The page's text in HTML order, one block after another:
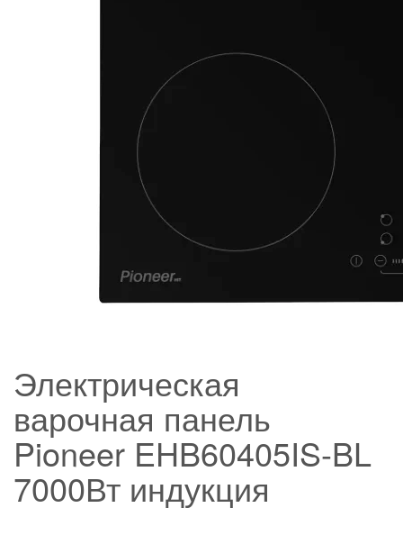
Электрическая
варочная панель
Pioneer EHB60405IS-BL
7000Вт индукция